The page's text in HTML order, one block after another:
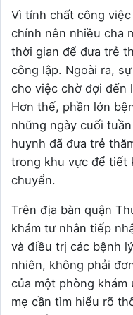
Vì tính chất công
chính nên nhiều cha
thời gian để đưa trẻ
công lập. Ngoài ra,
cho việc chờ đợi đến
Hơn thế, phần lớn
những ngày cuối
huynh đã đưa trẻ
trong khu vực để tiết
chuyển.
Trên địa bàn quận
khám tư nhân tiếp
và điều trị các bệnh
nhiên, không phải
của một phòng khám
mẹ cần tìm hiểu rõ